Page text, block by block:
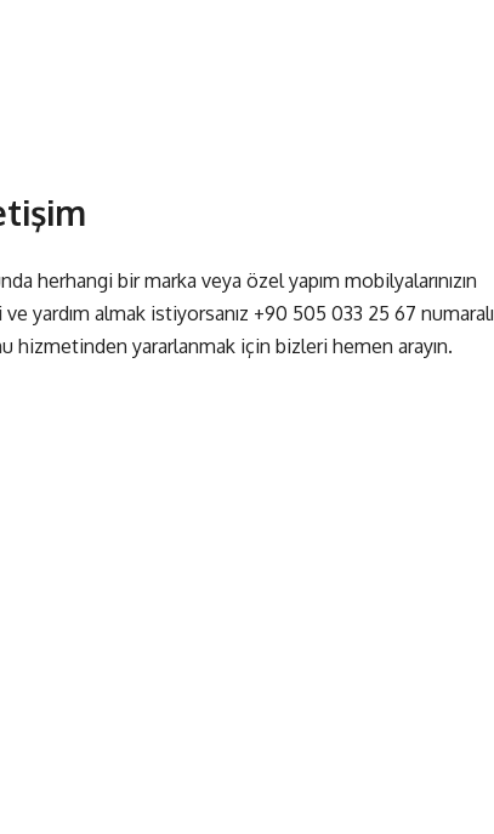
herhangi bir marka veya özel yapım mobilyalarınızın
yardım almak istiyorsanız +90 505 033 25 67 numaralı
yararlanmak için bizleri hemen arayın.